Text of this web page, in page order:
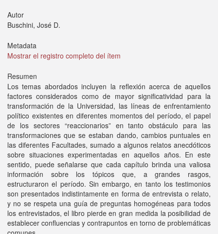
Autor
Buschini, José D.
Metadata
Mostrar el registro completo del ítem
Resumen
Los temas abordados incluyen la reflexión acerca de aquellos
factores considerados como de mayor significatividad para la
transformación de la Universidad, las líneas de enfrentamiento
político existentes en diferentes momentos del período, el papel
de los sectores “reaccionarios” en tanto obstáculo para las
transformaciones que se estaban dando, cambios puntuales en
las diferentes Facultades, sumado a algunos relatos anecdóticos
sobre situaciones experimentadas en aquellos años. En este
sentido, puede señalarse que cada capítulo brinda una valiosa
información sobre los tópicos que, a grandes rasgos,
estructuraron el período. Sin embargo, en tanto los testimonios
son presentados indistintamente en forma de entrevista o relato,
y no se respeta una guía de preguntas homogéneas para todos
los entrevistados, el libro pierde en gran medida la posibilidad de
establecer confluencias y contrapuntos en torno de problemáticas